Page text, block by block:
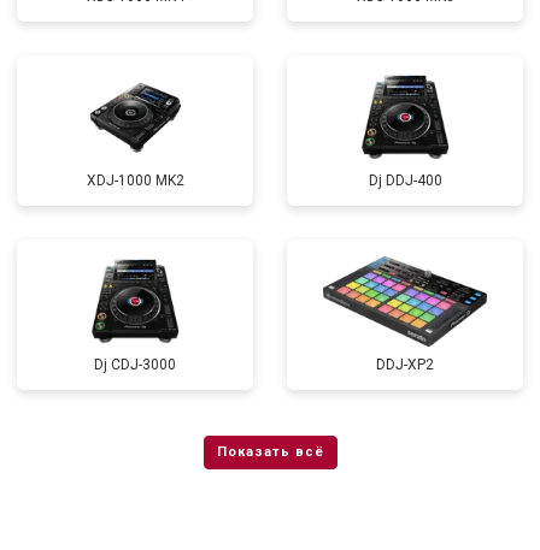
XDJ-1000 MK2 Dj DDJ-400
Dj CDJ-3000 DDJ-XP2